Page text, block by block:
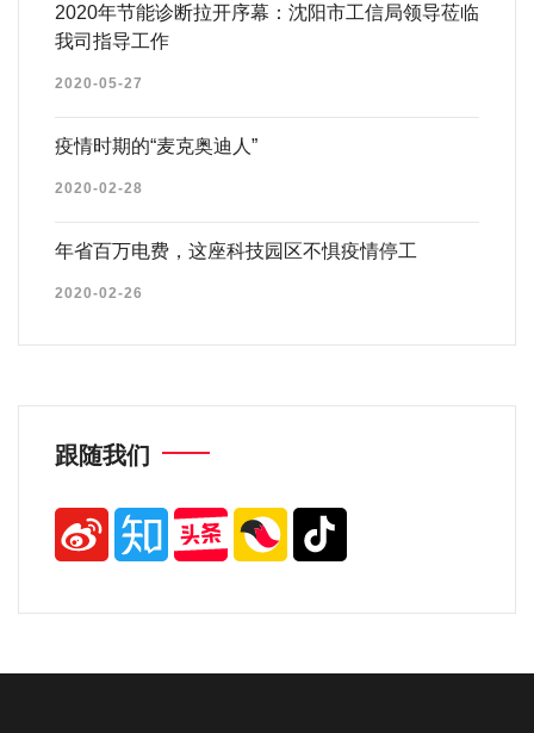
2020年节能诊断拉开序幕：沈阳市工信局领导莅临
我司指导工作
2020-05-27
疫情时期的“麦克奥迪人”
2020-02-28
年省百万电费，这座科技园区不惧疫情停工
2020-02-26
跟随我们